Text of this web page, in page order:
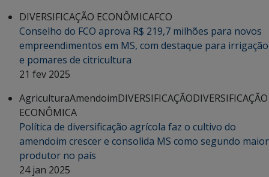
DIVERSIFICAÇÃO ECONÔMICAFCO
Conselho do FCO aprova R$ 219,7 milhões para novos
empreendimentos em MS, com destaque para irrigação
e pomares de citricultura
21 fev 2025
AgriculturaAmendoimDIVERSIFICAÇÃODIVERSIFICAÇÃO
ECONÔMICA
Política de diversificação agrícola faz o cultivo do
amendoim crescer e consolida MS como segundo maior
produtor no país
24 jan 2025